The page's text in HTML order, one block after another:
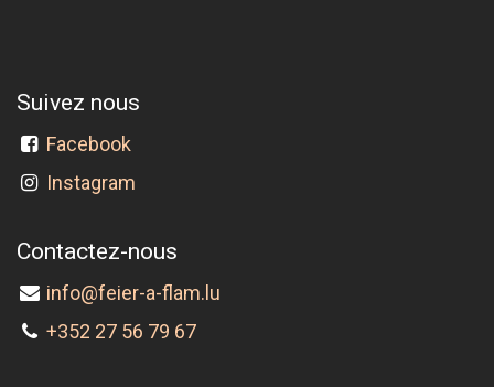
Suivez nous
Facebook
Instagram
Contactez-nous
info@feier-a-flam.lu
+352 27 56 79 67